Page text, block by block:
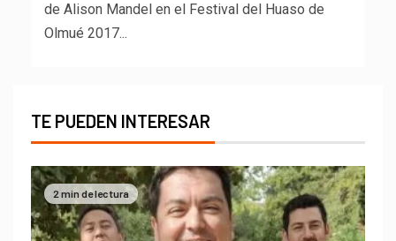
de Alison Mandel en el Festival del Huaso de
Olmué 2017...
TE PUEDEN INTERESAR
2 min de lectura